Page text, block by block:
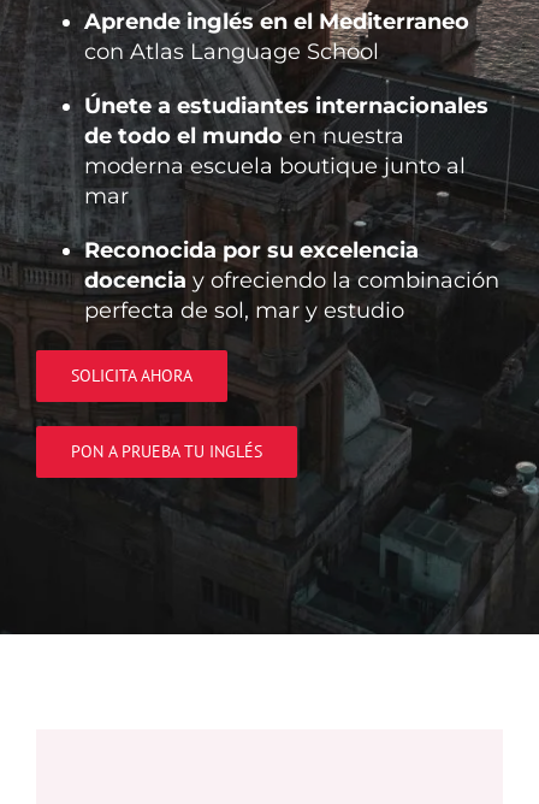
Aprende inglés en el Mediterraneo
con Atlas Language School
Únete a estudiantes internacionales
de todo el mundoen nuestra
moderna escuela boutique junto al
mar
Reconocida por su excelencia
docencia y ofreciendo la combinación
perfecta de sol, mar y estudio
SOLICITA AHORA
PON A PRUEBA TU INGLÉS